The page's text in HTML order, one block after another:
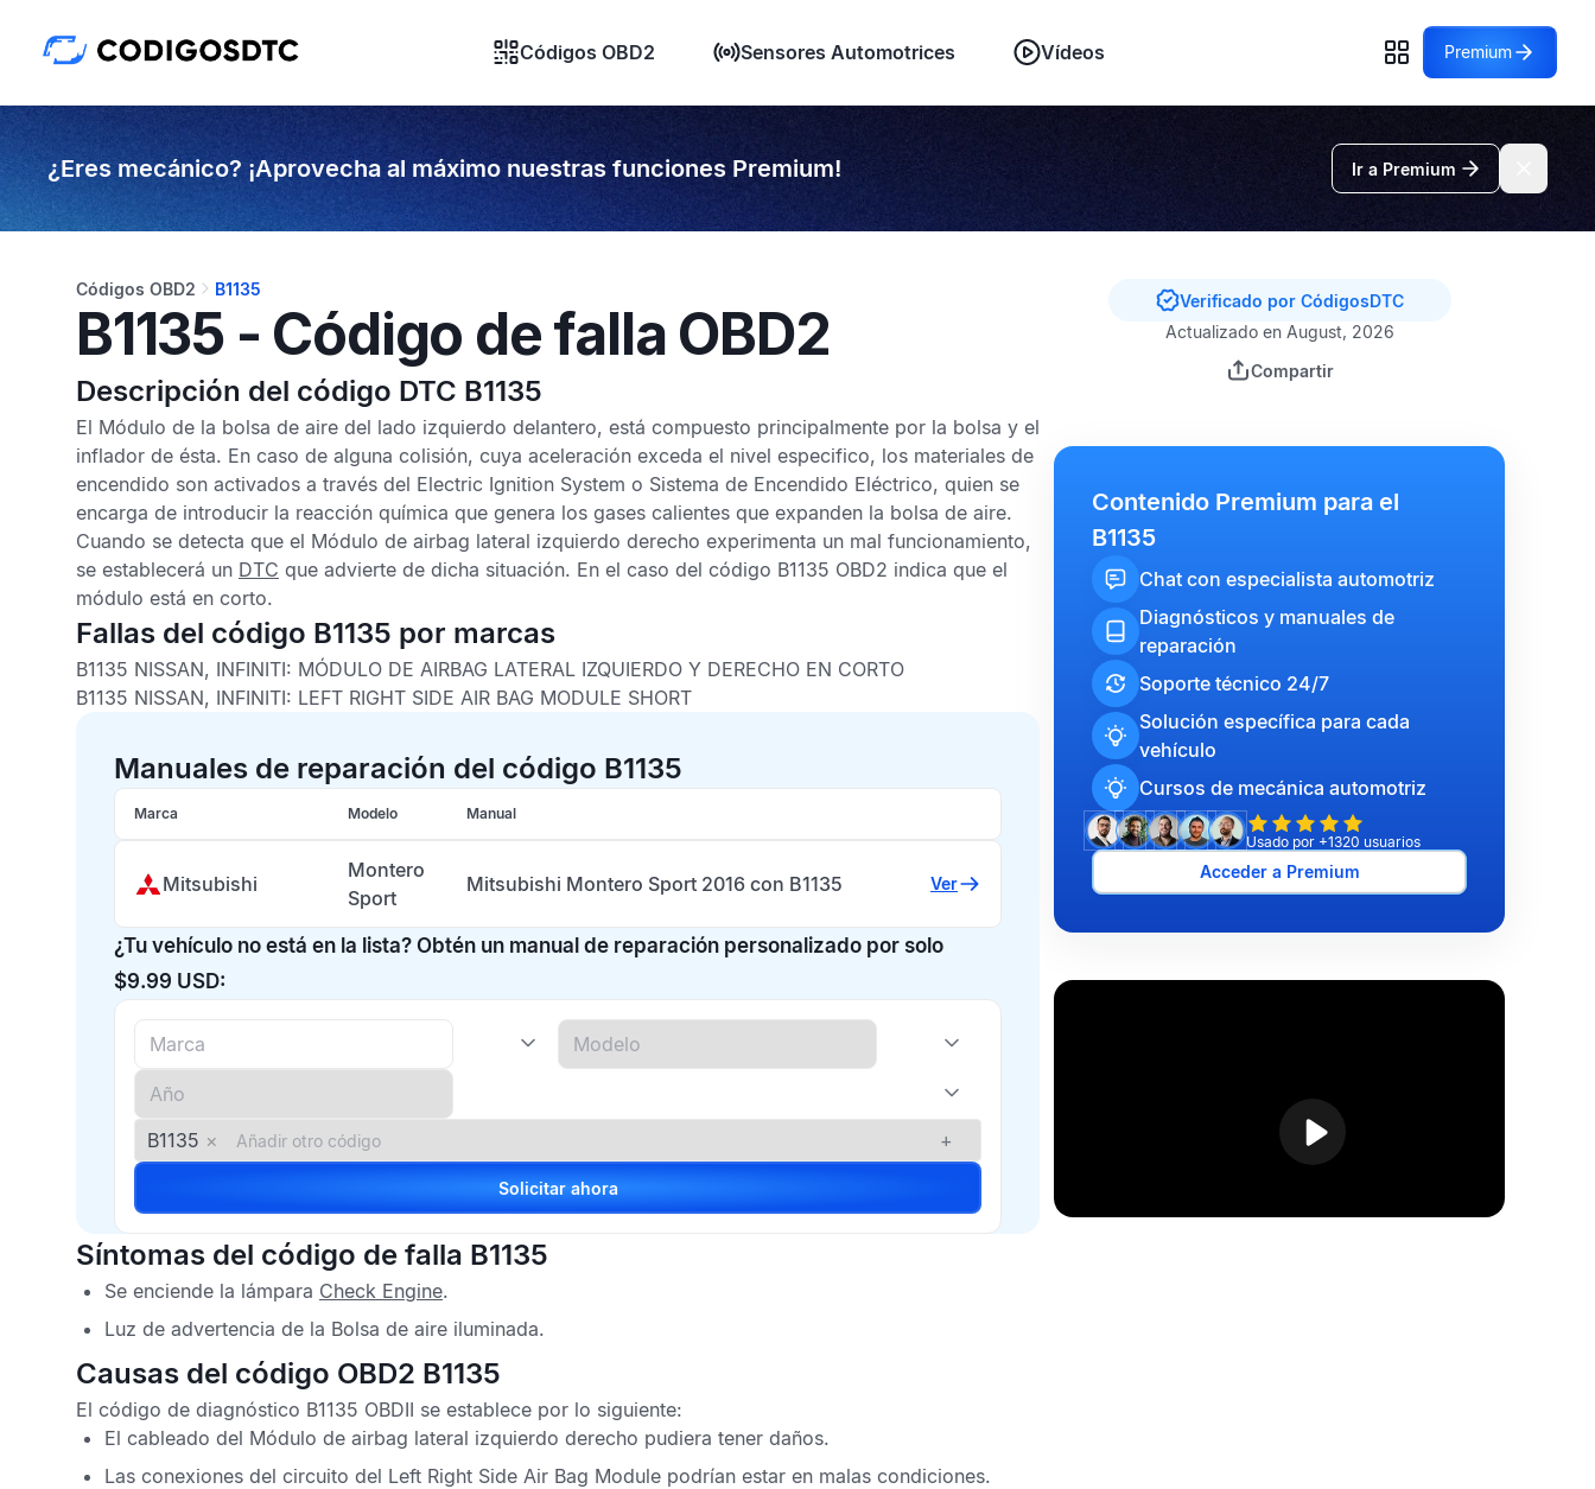
Códigos OBD2 Sensores Automotrices Vídeos Premium
¿Eres mecánico? ¡Aprovecha al máximo nuestras funciones Premium! Ir a Premium
Códigos OBD2 B1135
B1135 - Código de falla OBD2
Descripción del código DTC B1135
El Módulo de la bolsa de aire del lado izquierdo delantero, está compuesto principalmente por la bolsa y el
inflador de ésta. En caso de alguna colisión, cuya aceleración exceda el nivel especifico, los materiales de
encendido son activados a través del Electric Ignition System o Sistema de Encendido Eléctrico, quien se
encarga de introducir la reacción química que genera los gases calientes que expanden la bolsa de aire.
Cuando se detecta que el Módulo de airbag lateral izquierdo derecho experimenta un mal funcionamiento,
se establecerá un DTC que advierte de dicha situación. En el caso del código B1135 OBD2 indica que el
módulo está en corto.
Fallas del código B1135 por marcas
B1135 NISSAN, INFINITI: MÓDULO DE AIRBAG LATERAL IZQUIERDO Y DERECHO EN CORTO
B1135 NISSAN, INFINITI: LEFT RIGHT SIDE AIR BAG MODULE SHORT
Manuales de reparación del código B1135
Marca Modelo Manual
Mitsubishi
Montero
Sport
Mitsubishi Montero Sport 2016 con B1135 Ver
¿Tu vehículo no está en la lista? Obtén un manual de reparación personalizado por solo
$9.99 USD:
B1135 × +
Solicitar ahora
Síntomas del código de falla B1135
Se enciende la lámpara Check Engine.
Luz de advertencia de la Bolsa de aire iluminada.
Causas del código OBD2 B1135
El código de diagnóstico B1135 OBDII se establece por lo siguiente:
El cableado del Módulo de airbag lateral izquierdo derecho pudiera tener daños.
Las conexiones del circuito del Left Right Side Air Bag Module podrían estar en malas condiciones.
Verificado por CódigosDTC
Actualizado en August, 2026
Compartir
Contenido Premium para el
B1135
Chat con especialista automotriz
Diagnósticos y manuales de
reparación
Soporte técnico 24/7
Solución específica para cada
vehículo
Cursos de mecánica automotriz
Usado por +1320 usuarios
Acceder a Premium